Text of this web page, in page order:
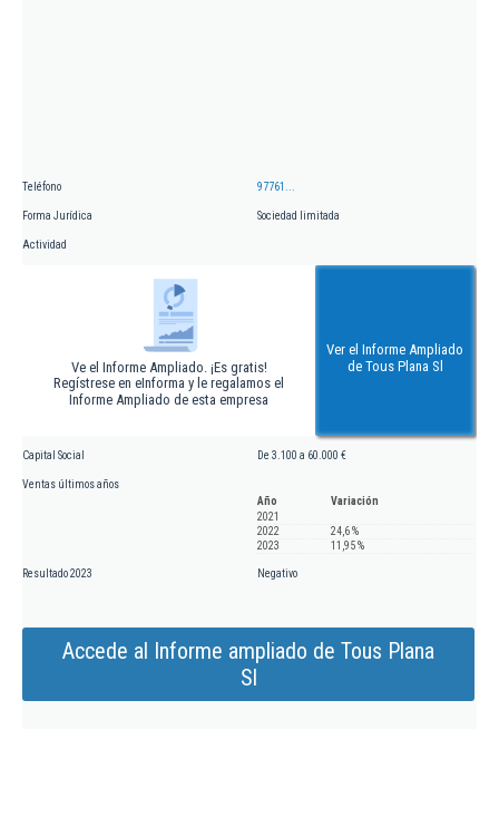
Teléfono 97761...
Forma Jurídica Sociedad limitada
Actividad
Ve el Informe Ampliado. ¡Es gratis!
Regístrese en eInforma y le regalamos el
Informe Ampliado de esta empresa
Ver el Informe Ampliado
de Tous Plana Sl
Capital Social De 3.100 a 60.000 €
Ventas últimos años
Año
Variación
2021
2022
24,6 %
2023
11,95 %
Resultado 2023 Negativo
Accede al Informe ampliado de Tous Plana
Sl